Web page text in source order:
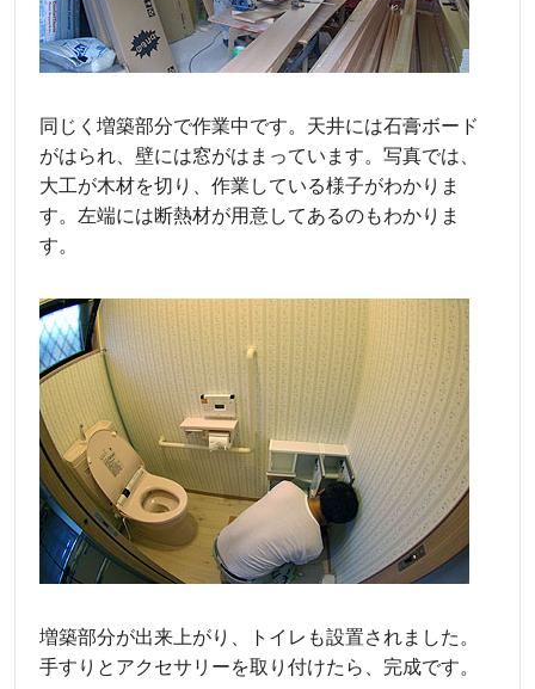
同じく増築部分で作業中です。天井には石膏ボード
がはられ、壁には窓がはまっています。写真では、
大工が木材を切り、作業している様子がわかりま
す。左端には断熱材が用意してあるのもわかりま
す。
増築部分が出来上がり、トイレも設置されました。
手すりとアクセサリーを取り付けたら、完成です。